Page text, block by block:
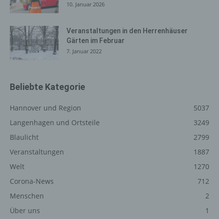
10. Januar 2026
Veranstaltungen in den Herrenhäuser
Gärten im Februar
7. Januar 2022
Beliebte Kategorie
Hannover und Region
5037
Langenhagen und Ortsteile
3249
Blaulicht
2799
Veranstaltungen
1887
Welt
1270
Corona-News
712
Menschen
2
Über uns
1
einen oder mehrere Auftragsverarbeiter, beispielsweise
personenbezogenen Daten ebenfalls ausschließlich für
eine interne Verwendung, die dem für die Verarbeitung
Verantwortlichen zuzurechnen ist, nutzt.
Internet-Service-Provider (ISP) der betroffenen Person
Registrierung gespeichert. Die Speicherung dieser Daten
erfolgt vor dem Hintergrund, dass nur so der Missbrauch
aufzuklären. Insofern ist die Speicherung dieser Daten
zur Absicherung des für die Verarbeitung
Daten an Dritte erfolgt grundsätzlich nicht, sofern keine
gesetzliche Pflicht zur Weitergabe besteht oder die